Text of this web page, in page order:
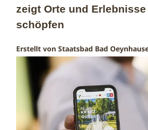
zeigt Orte und
schöpfen
Erstellt von Staatsbad Bad